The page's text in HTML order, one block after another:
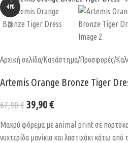
-41%
Αρχική σελίδα/Κατάστημα/Προσφορές/
Artemis Orange Bronze Tiger
67,90€39,90€
Μακρύ φόρεμα με animal print σε
νυχτερίδα μανίκια και λαστιχάκι κάτω